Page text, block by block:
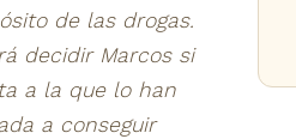
de las drogas.
decidir Marcos si
a la que lo han
a conseguir